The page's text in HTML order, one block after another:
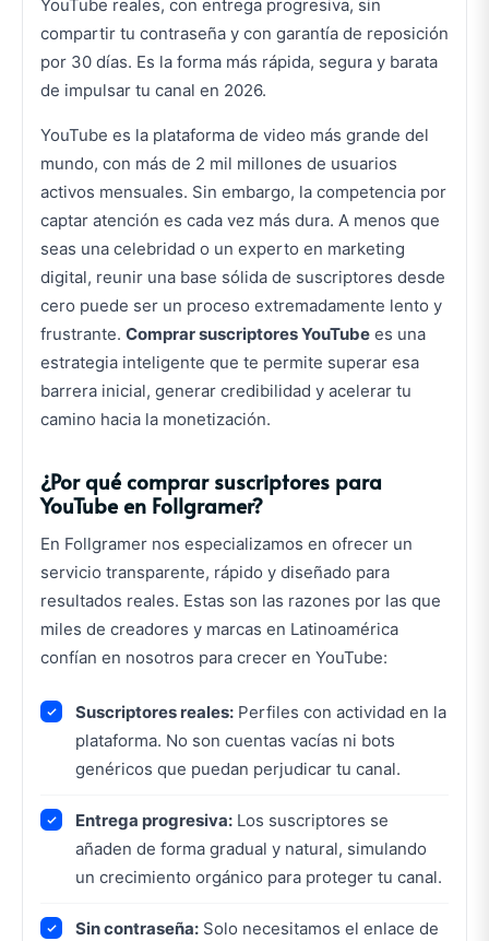
YouTube reales, con entrega progresiva, sin
compartir tu contraseña y con garantía de reposición
por 30 días. Es la forma más rápida, segura y barata
de impulsar tu canal en 2026.
YouTube es la plataforma de video más grande del
mundo, con más de 2 mil millones de usuarios
activos mensuales. Sin embargo, la competencia por
captar atención es cada vez más dura. A menos que
seas una celebridad o un experto en marketing
digital, reunir una base sólida de suscriptores desde
cero puede ser un proceso extremadamente lento y
frustrante. Comprar suscriptores YouTube es una
estrategia inteligente que te permite superar esa
barrera inicial, generar credibilidad y acelerar tu
camino hacia la monetización.
¿Por qué comprar suscriptores para
YouTube en Follgramer?
En Follgramer nos especializamos en ofrecer un
servicio transparente, rápido y diseñado para
resultados reales. Estas son las razones por las que
miles de creadores y marcas en Latinoamérica
confían en nosotros para crecer en YouTube:
Suscriptores reales: Perfiles con actividad en la
plataforma. No son cuentas vacías ni bots
genéricos que puedan perjudicar tu canal.
Entrega progresiva: Los suscriptores se
añaden de forma gradual y natural, simulando
un crecimiento orgánico para proteger tu canal.
Sin contraseña: Solo necesitamos el enlace de